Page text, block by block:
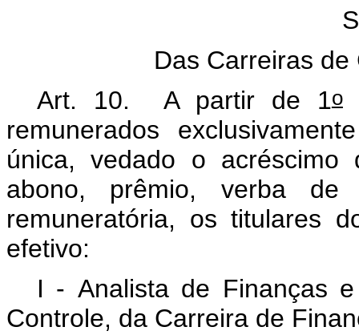
Das Carreiras
Art. 10. A partir de 1o
remunerados
única, vedado o acréscimo
abono, prêmio, verba de
remuneratória, os titulares
efetivo:
I - Analista de Finanças
Controle, da Carreira de